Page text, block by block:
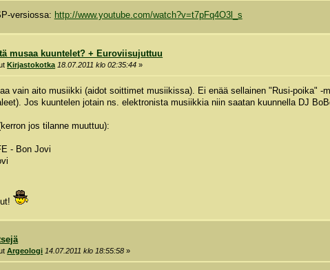
versiossa: http://www.youtube.com/watch?v=t7pFq4O3l_s
musaa kuuntelet? + Euroviisujuttuu
Kirjastokotka 18.07.2011 klo 02:35:44 »
vain aito musiikki (aidot soittimet musiikissa). Ei enää sellainen "Rusi-poika"
Jos kuuntelen jotain ns. elektronista musiikkia niin saatan kuunnella DJ
jos tilanne muuttuu):
- Bon Jovi
Argeologi 14.07.2011 klo 18:55:58 »